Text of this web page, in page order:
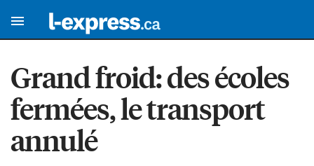
Grand froid: des écoles
fermées, le transport
annulé